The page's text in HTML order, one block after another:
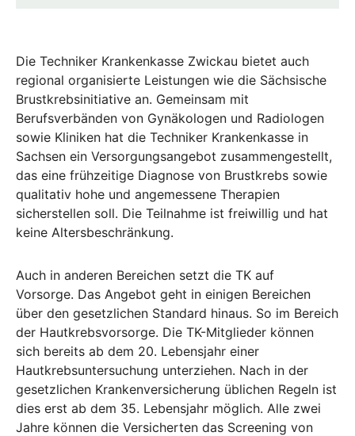
Die Techniker Krankenkasse Zwickau bietet auch
regional organisierte Leistungen wie die Sächsische
Brustkrebsinitiative an. Gemeinsam mit
Berufsverbänden von Gynäkologen und Radiologen
sowie Kliniken hat die Techniker Krankenkasse in
Sachsen ein Versorgungsangebot zusammengestellt,
das eine frühzeitige Diagnose von Brustkrebs sowie
qualitativ hohe und angemessene Therapien
sicherstellen soll. Die Teilnahme ist freiwillig und hat
keine Altersbeschränkung.
Auch in anderen Bereichen setzt die TK auf
Vorsorge. Das Angebot geht in einigen Bereichen
über den gesetzlichen Standard hinaus. So im Bereich
der Hautkrebsvorsorge. Die TK-Mitglieder können
sich bereits ab dem 20. Lebensjahr einer
Hautkrebsuntersuchung unterziehen. Nach in der
gesetzlichen Krankenversicherung üblichen Regeln ist
dies erst ab dem 35. Lebensjahr möglich. Alle zwei
Jahre können die Versicherten das Screening von